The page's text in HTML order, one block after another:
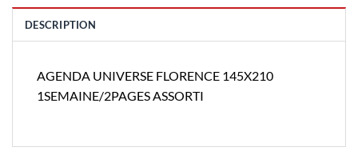
DESCRIPTION
AGENDA UNIVERSE FLORENCE 145X210
1SEMAINE/2PAGES ASSORTI